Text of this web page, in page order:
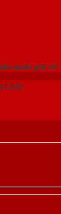
quốc giá rẻ
Cháy